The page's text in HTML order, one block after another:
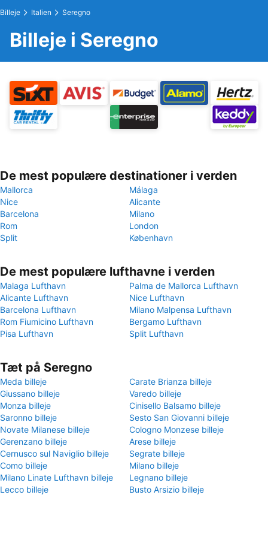
Billeje Italien Seregno
Billeje i Seregno
De mest populære destinationer i verden
Mallorca
Málaga
Nice
Alicante
Barcelona
Milano
Rom
London
Split
København
De mest populære lufthavne i verden
Malaga Lufthavn
Palma de Mallorca Lufthavn
Alicante Lufthavn
Nice Lufthavn
Barcelona Lufthavn
Milano Malpensa Lufthavn
Rom Fiumicino Lufthavn
Bergamo Lufthavn
Pisa Lufthavn
Split Lufthavn
Tæt på Seregno
Meda billeje
Carate Brianza billeje
Giussano billeje
Varedo billeje
Monza billeje
Cinisello Balsamo billeje
Saronno billeje
Sesto San Giovanni billeje
Novate Milanese billeje
Cologno Monzese billeje
Gerenzano billeje
Arese billeje
Cernusco sul Naviglio billeje
Segrate billeje
Como billeje
Milano billeje
Milano Linate Lufthavn billeje
Legnano billeje
Lecco billeje
Busto Arsizio billeje